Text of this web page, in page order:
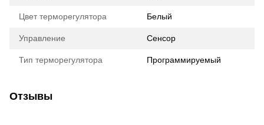
Цвет терморегулятора Белый
Управление Сенсор
Тип терморегулятора Программируемый
Отзывы